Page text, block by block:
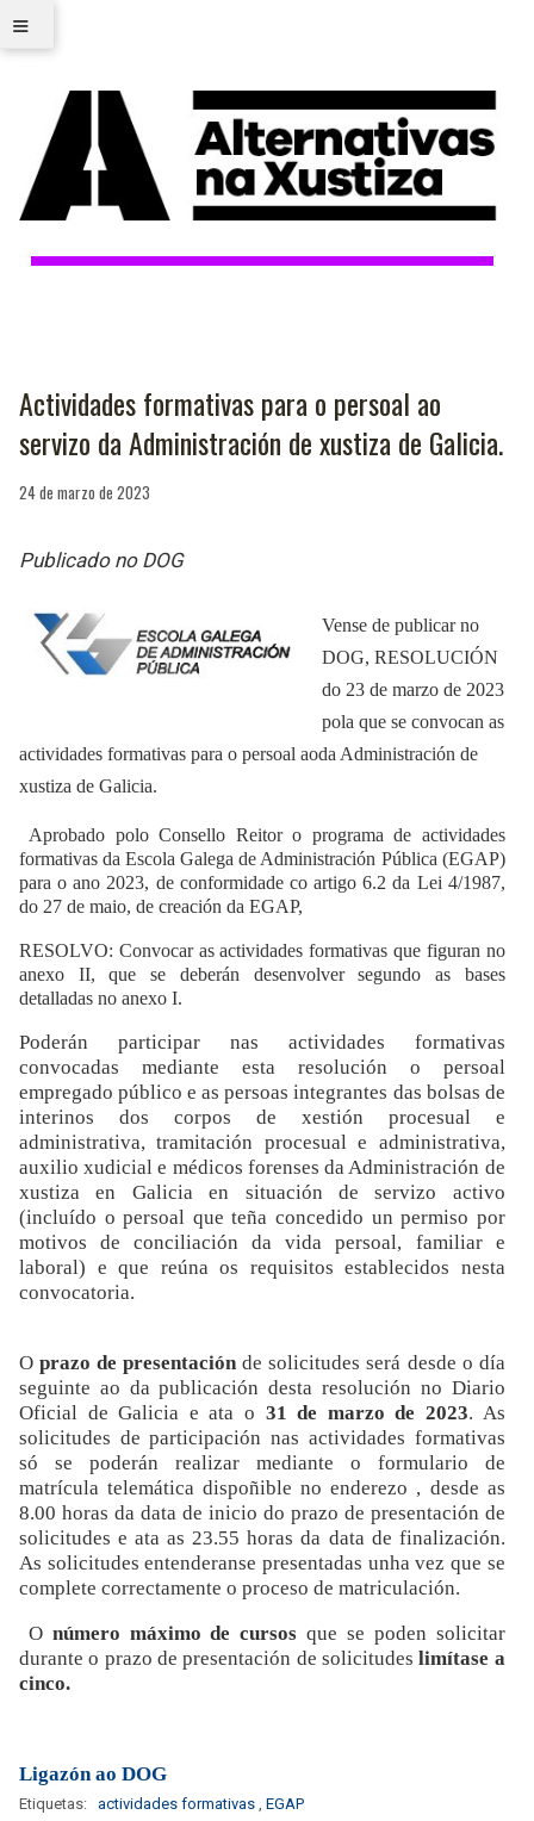
≡
Actividades formativas para o persoal ao
servizo da Administración de xustiza de Galicia.
24 de marzo de 2023
Publicado no DOG
Vense de publicar no
DOG, RESOLUCIÓN
do 23 de marzo de 2023
pola que se convocan as
actividades formativas para o persoal aoda Administración de
xustiza de Galicia.
Aprobado polo Consello Reitor o programa de actividades
formativas da Escola Galega de Administración Pública (EGAP)
para o ano 2023, de conformidade co artigo 6.2 da Lei 4/1987,
do 27 de maio, de creación da EGAP,
RESOLVO: Convocar as actividades formativas que figuran no
anexo II, que se deberán desenvolver segundo as bases
detalladas no anexo I.
Poderán participar nas actividades formativas
convocadas mediante esta resolución o persoal
empregado público e as persoas integrantes das bolsas de
interinos dos corpos de xestión procesual e
administrativa, tramitación procesual e administrativa,
auxilio xudicial e médicos forenses da Administración de
xustiza en Galicia en situación de servizo activo
(incluído o persoal que teña concedido un permiso por
motivos de conciliación da vida persoal, familiar e
laboral) e que reúna os requisitos establecidos nesta
convocatoria.
Oprazo de presentaciónde solicitudes será desde o día
seguinte ao da publicación desta resolución no Diario
Oficial de Galicia e ata o 31 de marzo de 2023. As
solicitudes de participación nas actividades formativas
só se poderán realizar mediante o formulario de
matrícula telemática dispoñible no enderezo , desde as
8.00 horas da data de inicio do prazo de presentación de
solicitudes e ata as 23.55 horas da data de finalización.
As solicitudes entenderanse presentadas unha vez que se
complete correctamente o proceso de matriculación.
O número máximo de cursos que se poden solicitar
durante o prazo de presentación de solicitudeslimítase a
cinco.
Ligazón ao DOG
Etiquetas: actividades formativas EGAP